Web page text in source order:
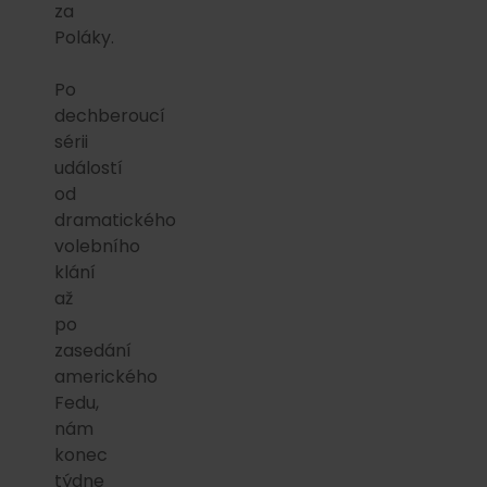
za
Poláky.
Po
dechberoucí
sérii
událostí
od
dramatického
volebního
klání
až
po
zasedání
amerického
Fedu,
nám
konec
týdne